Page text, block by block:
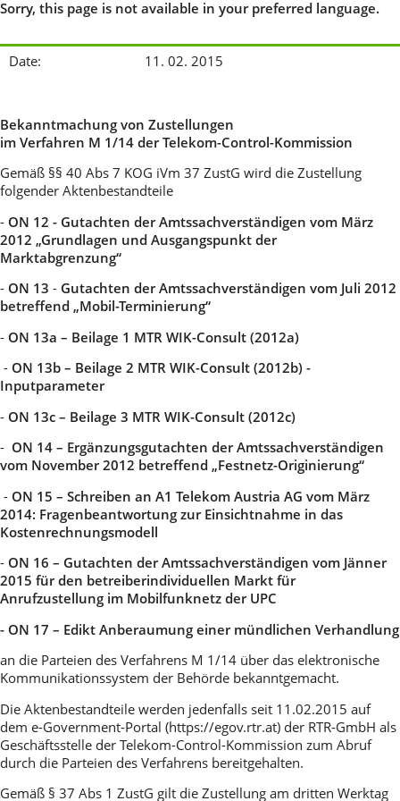
Sorry, this page is not available in your preferred language.
Date: 11. 02. 2015
Bekanntmachung von Zustellungen
im Verfahren M 1/14 der Telekom-Control-Kommission
Gemäß §§ 40 Abs 7 KOG iVm 37 ZustG wird die Zustellung
folgender Aktenbestandteile
- ON 12 - Gutachten der Amtssachverständigen vom März
2012 „Grundlagen und Ausgangspunkt der
Marktabgrenzung“
- ON 13 - Gutachten der Amtssachverständigen vom Juli 2012
betreffend „Mobil-Terminierung“
- ON 13a – Beilage 1 MTR WIK-Consult (2012a)
- ON 13b – Beilage 2 MTR WIK-Consult (2012b) -
Inputparameter
- ON 13c – Beilage 3 MTR WIK-Consult (2012c)
- ON 14 – Ergänzungsgutachten der Amtssachverständigen
vom November 2012 betreffend „Festnetz-Originierung“
- ON 15 – Schreiben an A1 Telekom Austria AG vom März
2014: Fragenbeantwortung zur Einsichtnahme in das
Kostenrechnungsmodell
- ON 16 – Gutachten der Amtssachverständigen vom Jänner
2015 für den betreiberindividuellen Markt für
Anrufzustellung im Mobilfunknetz der UPC
- ON 17 – Edikt Anberaumung einer mündlichen Verhandlung
an die Parteien des Verfahrens M 1/14 über das elektronische
Kommunikationssystem der Behörde bekanntgemacht.
Die Aktenbestandteile werden jedenfalls seit 11.02.2015 auf
dem e-Government-Portal (https://egov.rtr.at) der RTR-GmbH als
Geschäftsstelle der Telekom-Control-Kommission zum Abruf
durch die Parteien des Verfahrens bereitgehalten.
Gemäß § 37 Abs 1 ZustG gilt die Zustellung am dritten Werktag